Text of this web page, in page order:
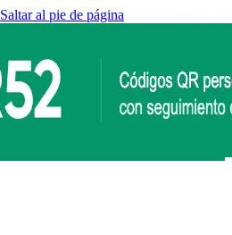
Saltar al pie de página